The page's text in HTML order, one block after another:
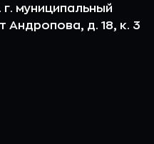
г. муниципальный
Андропова, д. 18, к. 3